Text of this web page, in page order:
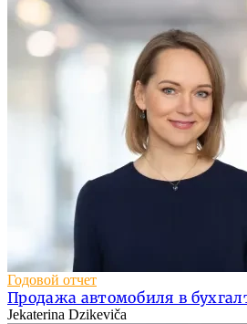
Годовой отчет
Продажа автомобиля в
Jekaterina Dzikeviča